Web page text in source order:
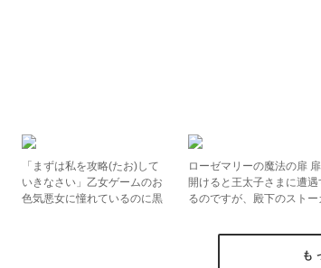
「まずは私を攻略(たお)して
いきなさい」乙女ゲームのお
色気悪女に憧れているのに黒
ローゼマリーの魔法の扉
開けると王太子さまに遭遇
るのですが、殿下のストー
も